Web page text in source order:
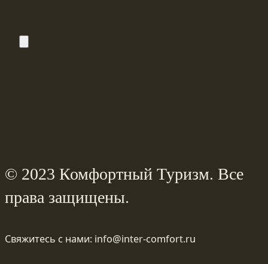
© 2023 Комфортный Туризм. Все
права защищены.
Свяжитесь с нами: info@inter-comfort.ru